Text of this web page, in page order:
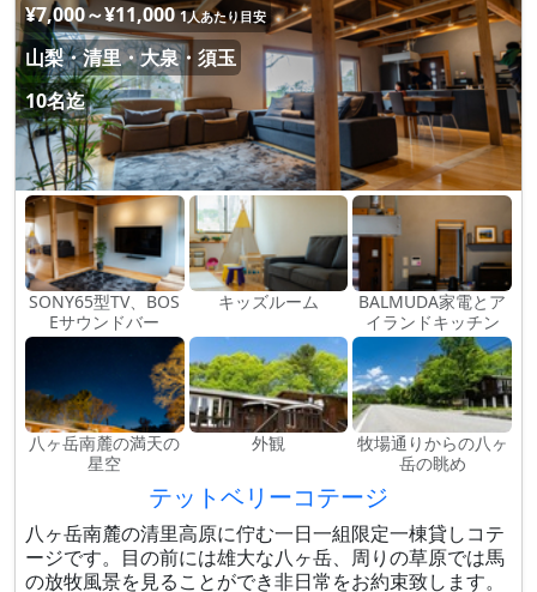
¥7,000～¥11,000 1人あたり目安
山梨・清里・大泉・須玉
10名迄
SONY65型TV、BOS
Eサウンドバー
キッズルーム
BALMUDA家電とア
イランドキッチン
八ヶ岳南麓の満天の
星空
外観
牧場通りからの八ヶ
岳の眺め
テットベリーコテージ
八ヶ岳南麓の清里高原に佇む一日一組限定一棟貸しコテ
ージです。目の前には雄大な八ヶ岳、周りの草原では馬
の放牧風景を見ることができ非日常をお約束致します。